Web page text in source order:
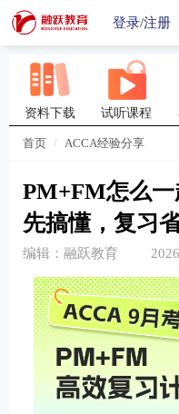
登录/注册
资料下载 试听课程
首页 ACCA经验分享
PM+FM怎么
先搞懂，复习
编辑：融跃教育